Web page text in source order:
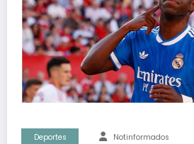
Deportes Notinformados